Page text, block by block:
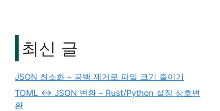
최신 글
JSON 최소화 – 공백 제거로 파일 크기 줄이기
TOML ↔ JSON 변환 – Rust/Python 설정 상호변
환